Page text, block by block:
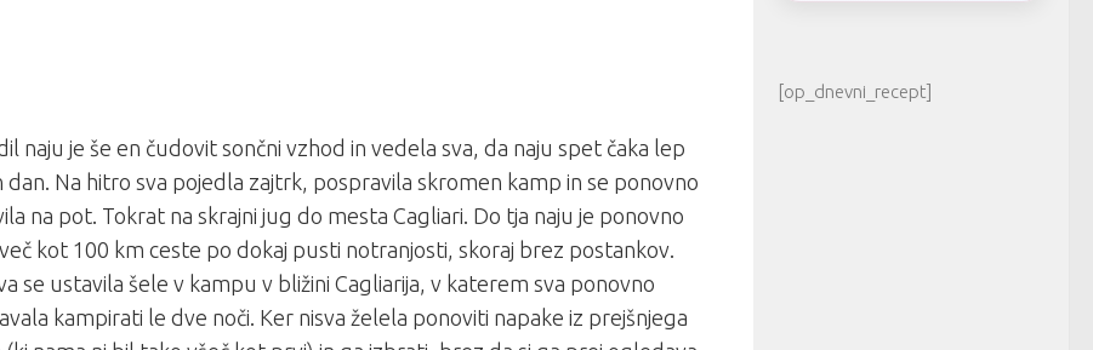
naju je še en čudovit sončni vzhod in vedela sva, da naju spet čaka lep
dan. Na hitro sva pojedla zajtrk, pospravila skromen kamp in se ponovno
na pot. Tokrat na skrajni jug do mesta Cagliari. Do tja naju je ponovno
kot 100 km ceste po dokaj pusti notranjosti, skoraj brez postankov.
se ustavila šele v kampu v bližini Cagliarija, v katerem sva ponovno
kampirati le dve noči. Ker nisva želela ponoviti napake iz prejšnjega
[op_dnevni_recept]